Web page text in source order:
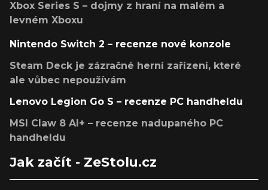
Xbox Series S – dojmy z hraní na malém a
levném Xboxu
Nintendo Switch 2 – recenze nové konzole
Steam Deck je zázračné herní zařízení, které
ale vůbec nepoužívám
Lenovo Legion Go S – recenze PC handheldu
MSI Claw 8 AI+ – recenze nadupaného PC
handheldu
Jak začít - ZeStolu.cz